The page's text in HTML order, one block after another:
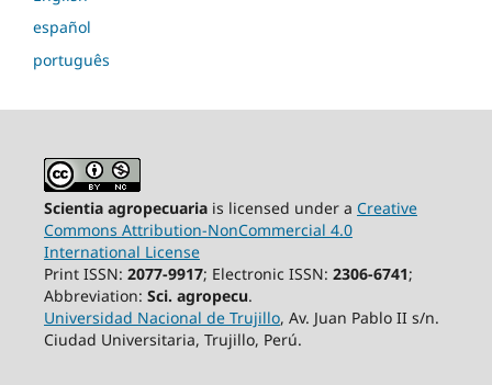
español
português
Scientia agropecuariais licensed under a Creative
Commons Attribution-NonCommercial 4.0
International License
Print ISSN: 2077-9917; Electronic ISSN: 2306-6741;
Abbreviation: Sci. agropecu.
Universidad Nacional de Trujillo, Av. Juan Pablo II s/n.
Ciudad Universitaria, Trujillo, Perú.